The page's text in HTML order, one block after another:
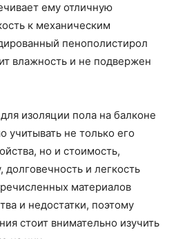
ему отличную
к механическим
пенополистирол
влажность и не подвержен
изоляции пола на балконе
не только его
но и стоимость,
долговечность и легкость
материалов
и недостатки, поэтому
стоит внимательно изучить